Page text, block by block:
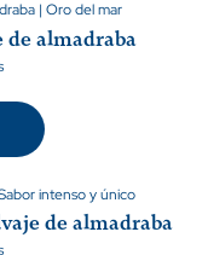
de almadraba
de almadraba